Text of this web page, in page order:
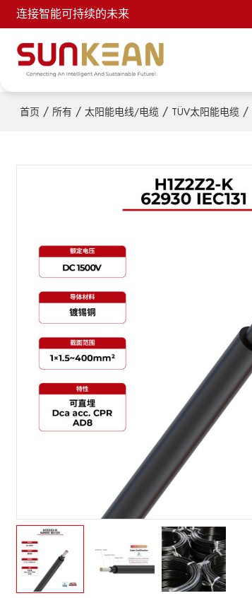
连接智能可持续的未来
首页 / 所有 / 太阳能电线/电缆 / TÜV太阳能电缆 /